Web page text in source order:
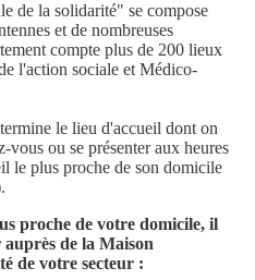
de la solidarité" se compose
et de nombreuses
compte plus de 200 lieux
l'action sociale et Médico-
le lieu d'accueil dont on
vous ou se présenter aux heures
le plus proche de son domicile
proche de votre domicile, il
de la Maison
de votre secteur :